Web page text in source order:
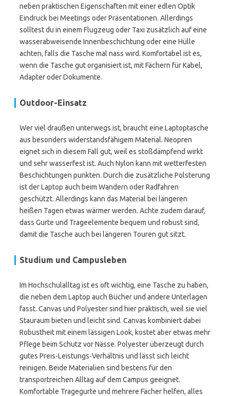
neben praktischen Eigenschaften mit einer edlen Optik
Eindruck bei Meetings oder Präsentationen. Allerdings
solltest du in einem Flugzeug oder Taxi zusätzlich auf eine
wasserabweisende Innenbeschichtung oder eine Hülle
achten, falls die Tasche mal nass wird. Komfortabel ist es,
wenn die Tasche gut organisiert ist, mit Fächern für Kabel,
Adapter oder Dokumente.
Outdoor-Einsatz
Wer viel draußen unterwegs ist, braucht eine Laptoptasche
aus besonders widerstandsfähigem Material. Neopren
eignet sich in diesem Fall gut, weil es stoßdämpfend wirkt
und sehr wasserfest ist. Auch Nylon kann mit wetterfesten
Beschichtungen punkten. Durch die zusätzliche Polsterung
ist der Laptop auch beim Wandern oder Radfahren
geschützt. Allerdings kann das Material bei längeren
heißen Tagen etwas wärmer werden. Achte zudem darauf,
dass Gurte und Trageelemente bequem und robust sind,
damit die Tasche auch bei längeren Touren gut sitzt.
Studium und Campusleben
Im Hochschulalltag ist es oft wichtig, eine Tasche zu haben,
die neben dem Laptop auch Bücher und andere Unterlagen
fasst. Canvas und Polyester sind hier praktisch, weil sie viel
Stauraum bieten und leicht sind. Canvas kombiniert dabei
Robustheit mit einem lässigen Look, kostet aber etwas mehr
Pflege beim Schutz vor Nässe. Polyester überzeugt durch
gutes Preis-Leistungs-Verhältnis und lässt sich leicht
reinigen. Beide Materialien sind bestens für den
transportreichen Alltag auf dem Campus geeignet.
Komfortable Tragegurte und mehrere Fächer helfen, alles